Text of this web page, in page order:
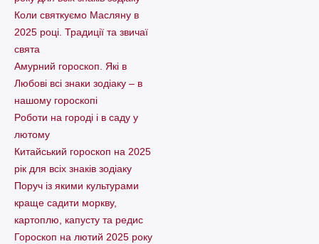
Коли святкуємо Масляну в
2025 році. Традиції та звичаї
свята
Амурний гороскоп. Які в
Любові всі знаки зодіаку – в
нашому гороскопі
Pоботи на городі і в саду у
лютому
Китайський гороскоп на 2025
рік для всіх знаків зодіаку
Поруч із якими культурами
краще садити моркву,
картоплю, капусту та редис
Гороскоп на лютий 2025 року